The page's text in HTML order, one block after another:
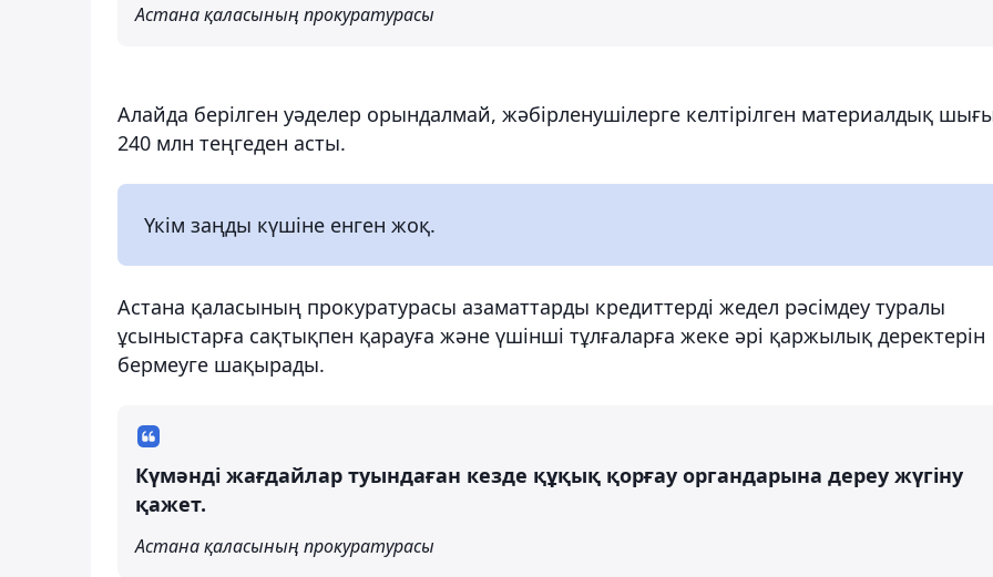
Астана қаласының прокуратурасы
Алайда берілген уәделер орындалмай, жәбірленушілерге келтірілген материалдық
240 млн теңгеден асты.
Үкім заңды күшіне енген жоқ.
Астана қаласының прокуратурасы азаматтарды кредиттерді жедел рәсімдеу туралы
ұсыныстарға сақтықпен қарауға және үшінші тұлғаларға жеке әрі қаржылық деректерін
бермеуге шақырады.
Күмәнді жағдайлар туындаған кезде құқық қорғау органдарына дереу жүгіну
қажет.
Астана қаласының прокуратурасы